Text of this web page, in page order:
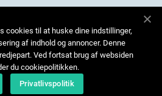
oss
Sitemap
cookies til at huske dine indstillinger,
af indhold og annoncer. Denne
Ved fortsat brug af websiden
du cookiepolitikken.
Privatlivspolitik